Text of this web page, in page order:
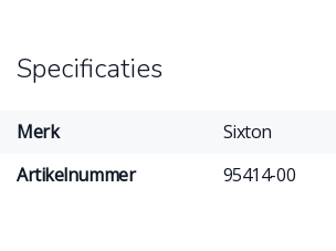
Specificaties
Merk
Sixton
Artikelnummer
95414-00